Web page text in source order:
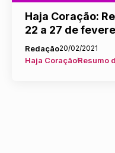
Haja Coração:
22 a 27 de
Redação20/02/2021
Haja CoraçãoResumo